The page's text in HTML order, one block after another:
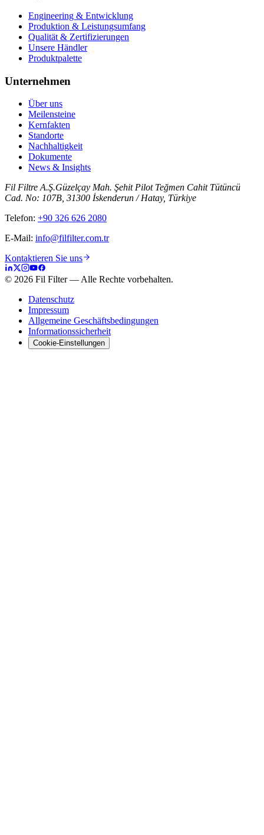
Engineering & Entwicklung
Produktion & Leistungsumfang
Qualität & Zertifizierungen
Unsere Händler
Produktpalette
Unternehmen
Über uns
Meilensteine
Kernfakten
Standorte
Nachhaltigkeit
Dokumente
News & Insights
Fil Filtre A.Ş.Güzelçay Mah. Şehit Pilot Teğmen Cahit Tütüncü
Cad. No: 107B, 31300 İskenderun / Hatay, Türkiye
Telefon: +90 326 626 2080
E-Mail: info@filfilter.com.tr
Kontaktieren Sie uns
© 2026 Fil Filter—Alle Rechte vorbehalten.
Datenschutz
Impressum
Allgemeine Geschäftsbedingungen
Informationssicherheit
Cookie-Einstellungen